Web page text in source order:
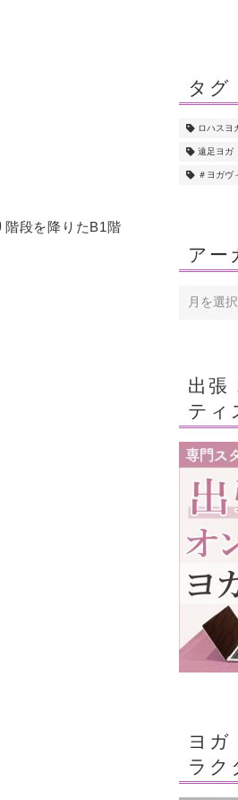
段を降りたB1階
タグ
ロハスヨ
遠足ヨガ
＃ヨガヴ
アー
出張
ティ
ヨガ
ラク